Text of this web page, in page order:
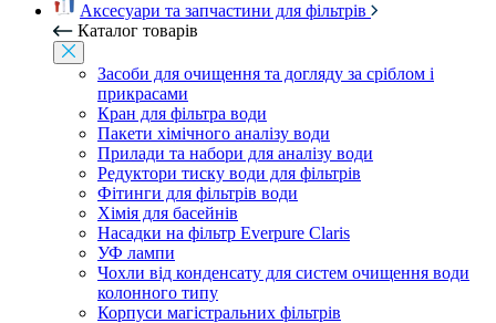
Аксесуари та запчастини для фільтрів
Каталог товарів
Засоби для очищення та догляду за сріблом і
прикрасами
Кран для фільтра води
Пакети хімічного аналізу води
Прилади та набори для аналізу води
Редуктори тиску води для фільтрів
Фітинги для фільтрів води
Хімія для басейнів
Насадки на фільтр Everpure Claris
УФ лампи
Чохли від конденсату для систем очищення води
колонного типу
Корпуси магістральних фільтрів